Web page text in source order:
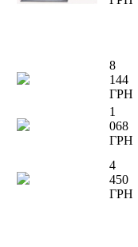
8
144
ГРН
1
068
ГРН
4
450
ГРН